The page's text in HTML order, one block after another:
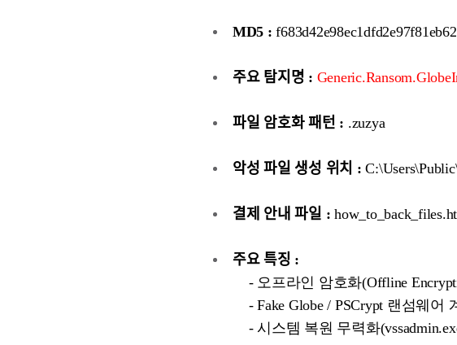
MD5 :
주요 탐지명 :
파일 암호화 패턴 : .zuzya
악성 파일 생성 위치 :
결제 안내 파일 :
주요 특징 :
- 오프라인 암호화(Offline
- Fake Globe / PSCrypt 랜섬웨어
- 시스템 복원 무력화